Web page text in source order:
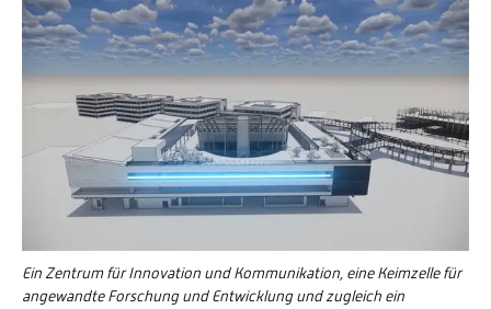
Ein Zentrum für Innovation und Kommunikation, eine Keimzelle für
angewandte Forschung und Entwicklung und zugleich ein